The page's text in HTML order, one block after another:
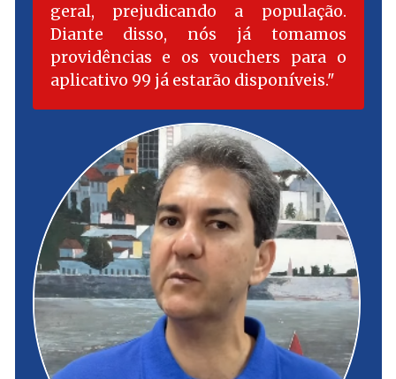
geral, prejudicando a população.
Diante disso, nós já tomamos
providências e os vouchers para o
aplicativo 99 já estarão disponíveis.